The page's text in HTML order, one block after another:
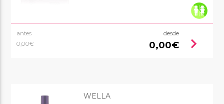
antes
0,00€
desde
0,00€ chevron_right
WELLA